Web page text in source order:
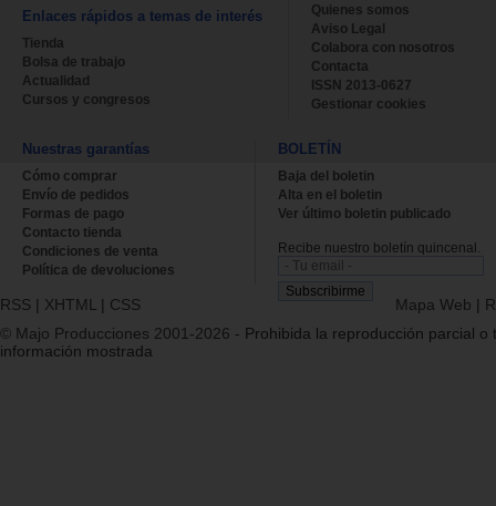
Enlaces rápidos a temas de interés
Tienda
Bolsa de trabajo
Actualidad
Cursos y congresos
Quienes somos
Aviso Legal
Colabora con nosotros
Contacta
ISSN 2013-0627
Gestionar cookies
Nuestras garantías
Cómo comprar
Envío de pedidos
Formas de pago
Contacto tienda
Condiciones de venta
Política de devoluciones
BOLETÍN
Baja del boletin
Alta en el boletin
Ver último boletin publicado
Recibe nuestro boletín quincenal.
RSS | XHTML | CSS Mapa Web |
© Majo Producciones 2001-2026 - Prohibida la reproducción parcial o
información mostrada